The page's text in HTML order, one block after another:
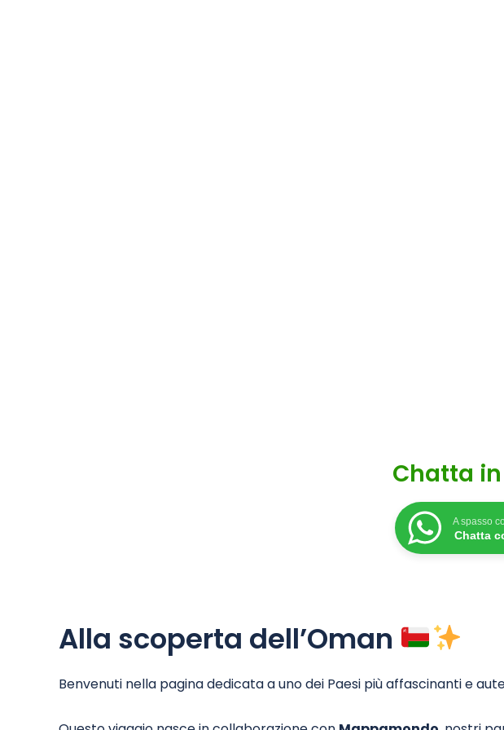
Chatta
A spasso
Chatta
Alla scoperta dell’Oman
Benvenuti nella pagina dedicata a uno dei Paesi più affascinanti e